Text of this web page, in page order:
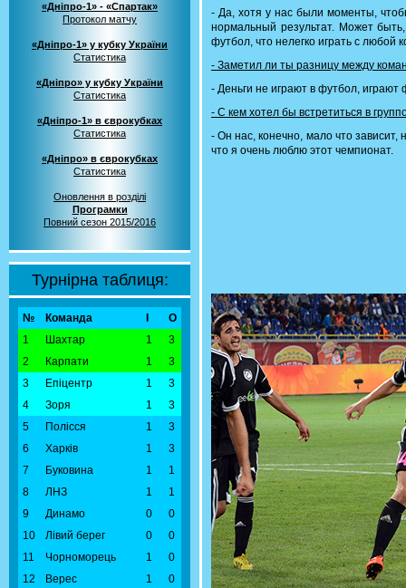
«Дніпро-1» - «Спартак»
Протокол матчу
«Дніпро-1» у кубку України
Статистика
«Дніпро» у кубку України
Статистика
«Дніпро-1» в єврокубках
Статистика
«Дніпро» в єврокубках
Статистика
Оновлення в розділі
Програмки
Повний сезон 2015/2016
Турнірна таблиця:
№ Команда
О
1
Шахтар 1
3
2
Карпати 1
3
3
Епіцентр 1
3
4
Зоря 1
3
5
Полісся 1
3
6
Харків 1
3
7
Буковина 1
1
8
ЛНЗ 1
1
9
Динамо 0
0
10
Лівий берег 0
0
11
Чорноморець 1
0
12
Верес 1
0
- Да, хотя у нас были моменты,
нормальный результат. Может
футбол, что нелегко играть с любой
- Заметил ли ты разницу между
- Деньги не играют в футбол,
- С кем хотел бы встретиться в
- Он нас, конечно, мало что зависит,
что я очень люблю этот чемпионат.